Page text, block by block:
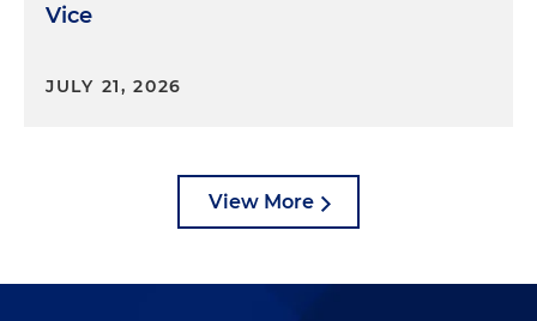
Vice
JULY 21, 2026
View More